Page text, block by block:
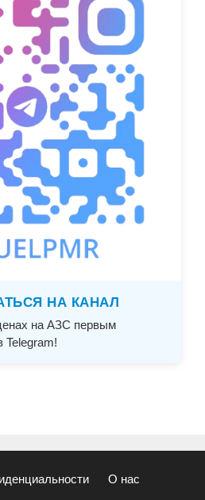
НА КАНАЛ
на АЗС первым
Telegram!
О нас